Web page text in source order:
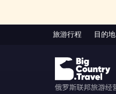
旅游行程 目的地